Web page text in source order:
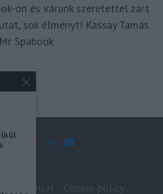
on és várunk szeretettel zárt
sok élményt! Kassay Tamás
Mr Spabook